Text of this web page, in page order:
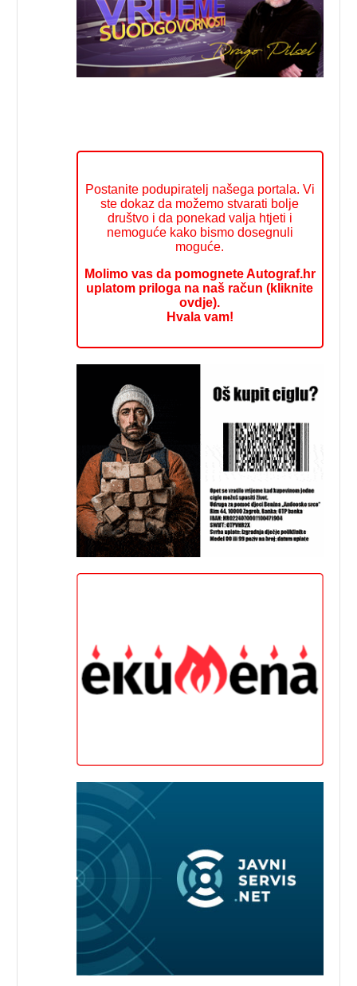
Postanite podupiratelj našega portala. Vi
ste dokaz da možemo stvarati bolje
društvo i da ponekad valja htjeti i
nemoguće kako bismo dosegnuli
moguće.
Molimo vas da pomognete Autograf.hr
uplatom priloga na naš račun (kliknite
ovdje).
Hvala vam!